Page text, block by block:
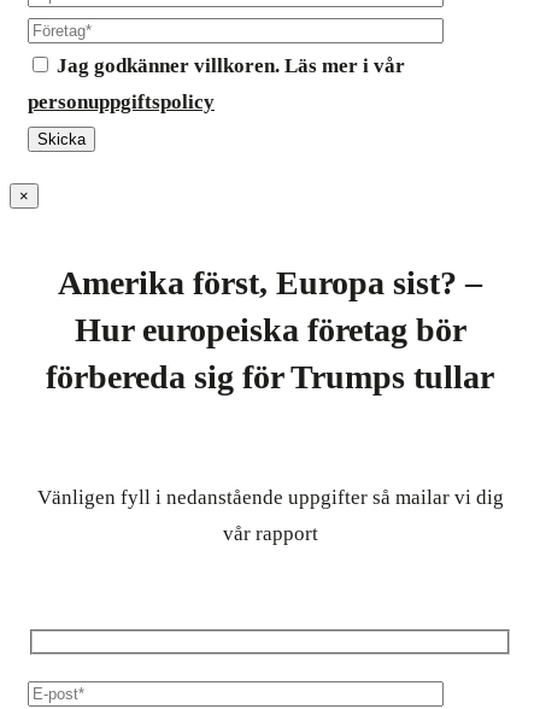
Jag godkänner villkoren. Läs mer i vår
personuppgiftspolicy
×
Amerika först, Europa sist? –
Hur europeiska företag bör
förbereda sig för Trumps tullar
Vänligen fyll i nedanstående uppgifter så mailar vi dig
vår rapport